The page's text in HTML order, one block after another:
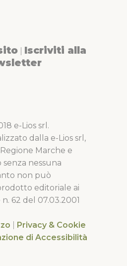
Iscriviti alla
e-Lios srl.
dalla e-Lios srl,
Marche e
nessuna
non può
editoriale ai
62 del 07.03.2001
Privacy & Cookie
di Accessibilità